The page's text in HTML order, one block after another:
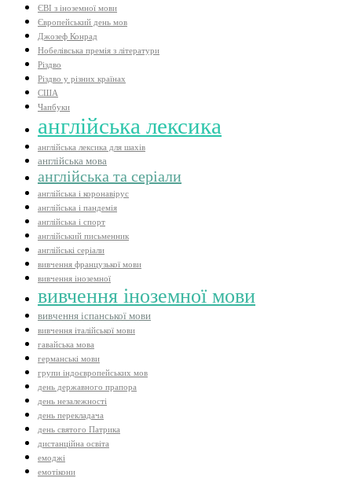
ЄВІ з іноземної мови
Європейський день мов
Джозеф Конрад
Нобелівська премія з літератури
Різдво
Різдво у різних країнах
США
Чапбуки
англійська лексика
англійська лексика для шахів
англійська мова
англійська та серіали
англійська і коронавірус
англійська і пандемія
англійська і спорт
англійський письменник
англійські серіали
вивчення французької мови
вивчення іноземної
вивчення іноземної мови
вивчення іспанської мови
вивчення італійської мови
гавайська мова
германські мови
групи індоєвропейських мов
день державного прапора
день незалежності
день перекладача
день святого Патрика
дистанційна освіта
емоджі
емотікони